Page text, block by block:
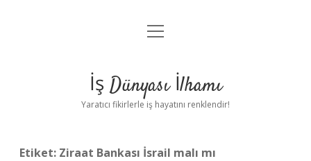
Anasayfa
Yasal Uyarı
menüyü
İş Dünyası İlhamı
Yaratıcı fikirlerle iş hayatını renklendir!
Etiket: Ziraat Bankası İsrail malı mı